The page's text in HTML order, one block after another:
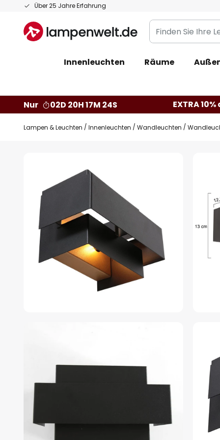
Über 25 Jahre Erfahrung
Zum
springen
Finden
Sie
Leuchte...
Innenleuchten Räume
Nur 02D 20H 17M 23S EXTRA
Lampen & Leuchten Innenleuchten Wandleuchten
Bildgalerie
springen